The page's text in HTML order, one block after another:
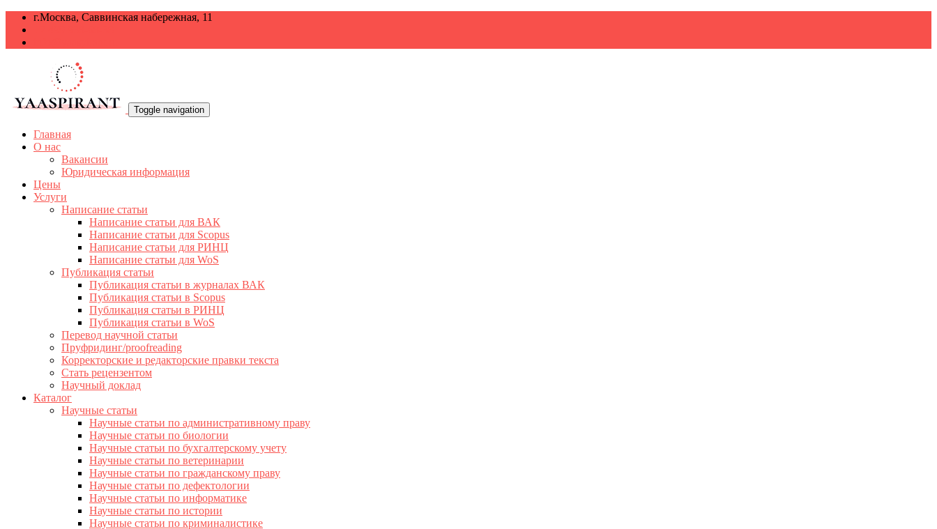
г.Москва, Саввинская набережная, 11
Toggle navigation
Главная
О нас
Вакансии
Юридическая информация
Цены
Услуги
Написание статьи
Написание статьи для ВАК
Написание статьи для Scopus
Написание статьи для РИНЦ
Написание статьи для WoS
Публикация статьи
Публикация статьи в журналах ВАК
Публикация статьи в Scopus
Публикация статьи в РИНЦ
Публикация статьи в WoS
Перевод научной статьи
Пруфридинг/proofreading
Корректорские и редакторские правки текста
Стать рецензентом
Научный доклад
Каталог
Научные статьи
Научные статьи по административному праву
Научные статьи по биологии
Научные статьи по бухгалтерскому учету
Научные статьи по ветеринарии
Научные статьи по гражданскому праву
Научные статьи по дефектологии
Научные статьи по информатике
Научные статьи по истории
Научные статьи по криминалистике